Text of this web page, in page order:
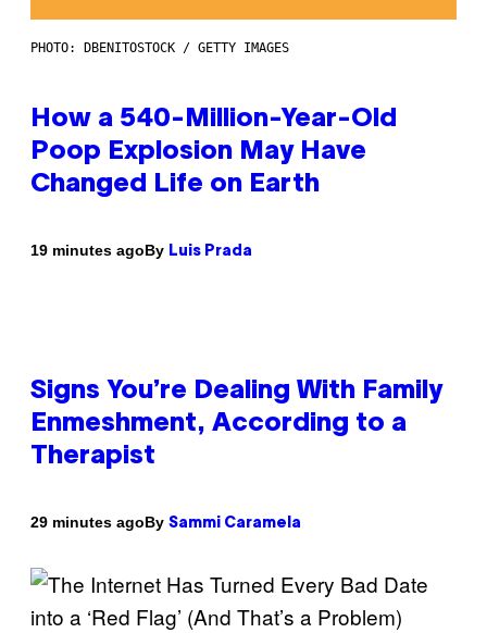
PHOTO: DBENITOSTOCK / GETTY IMAGES
How a 540-Million-Year-Old
Poop Explosion May Have
Changed Life on Earth
19 minutes agoBy Luis Prada
Signs You’re Dealing With Family
Enmeshment, According to a
Therapist
29 minutes agoBy Sammi Caramela